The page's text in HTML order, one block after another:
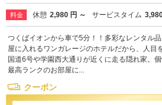
料金 休憩 2,980 円 ～ サービスタイム
つくばイオンから車で5分！！多彩なレンタル
屋に入れるワンガレージのホテルだから、人目
国道6号や学園西大通りが近くに走る隠れ家。
最高ランクのお部屋に...
クーポン